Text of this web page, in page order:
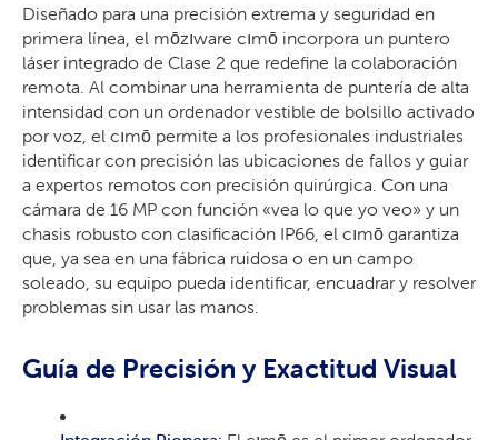
Diseñado para una precisión extrema y seguridad en
primera línea, el mōzıware cımō incorpora un puntero
láser integrado de Clase 2 que redefine la colaboración
remota. Al combinar una herramienta de puntería de alta
intensidad con un ordenador vestible de bolsillo activado
por voz, el cımō permite a los profesionales industriales
identificar con precisión las ubicaciones de fallos y guiar
a expertos remotos con precisión quirúrgica. Con una
cámara de 16 MP con función «vea lo que yo veo» y un
chasis robusto con clasificación IP66, el cımō garantiza
que, ya sea en una fábrica ruidosa o en un campo
soleado, su equipo pueda identificar, encuadrar y resolver
problemas sin usar las manos.
Guía de Precisión y Exactitud Visual